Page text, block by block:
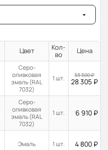
Цвет
Кол-
во
Цена
Серо-
оливковая
эмаль (RAL
7032)
1 шт. 33 300₽
28 305 ₽
Серо-
оливковая
эмаль (RAL
7032)
1 шт. 6 910 ₽
Эмаль 1 шт. 4 800 ₽